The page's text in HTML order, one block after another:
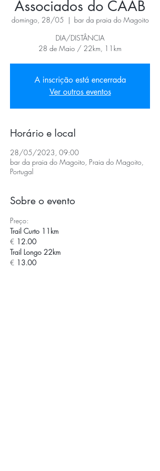
Associados do CAAB
domingo, 28/05
  |
bar da praia do Magoito
DIA/DISTÂNCIA
28 de Maio / 22km, 11km
A inscrição está encerrada
Ver outros eventos
Horário e local
28/05/2023, 09:00
bar da praia do Magoito, Praia do Magoito,
Portugal
Sobre o evento
Preço:
€ 12.00
€ 13.00